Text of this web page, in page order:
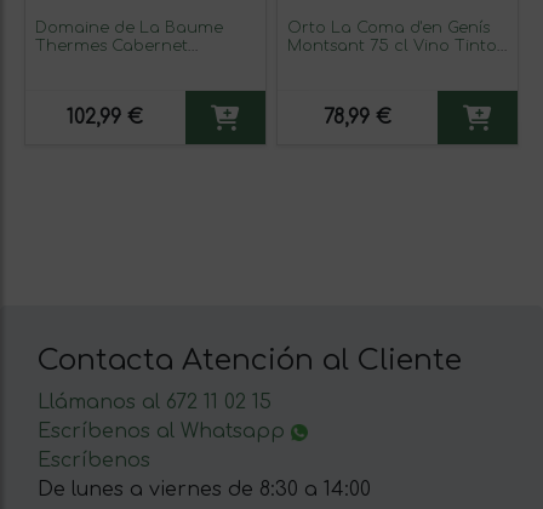
Domaine de La Baume
Thermes Cabernet
102,99 €
Orto La Coma d'en Genís
Montsant 75 cl Vino Tinto
78,99 €
Contacta Atención al Cliente
Llámanos al 672 11 02 15
Escríbenos al Whatsapp
Escríbenos
De lunes a viernes de 8:30 a 14:00